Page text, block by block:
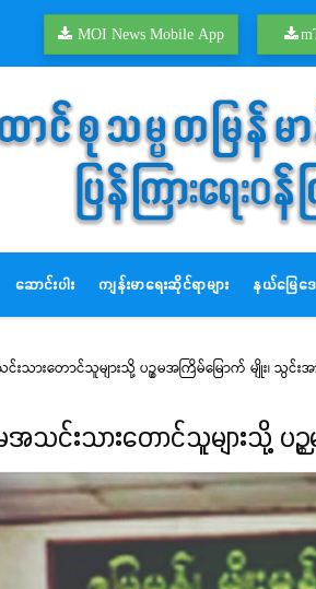
MOI News Mobile App
ဆောင်းပါး ကျန်းမာရေးဆိုင်ရာများ နယ်မြေဒ
းတောင်သူများသို့ ပဉ္စမအကြိမ်မြောက် မျိုး၊ သွင်းအာ
းသားတောင်သူများသို့ ပဉ္စမ